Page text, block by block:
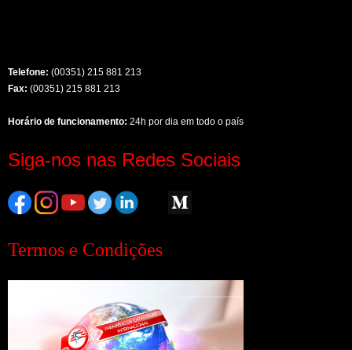
Telefone: (00351) 215 881 213
Fax: (00351) 215 881 213
Horário de funcionamento: 24h por dia em todo o país
Siga-nos nas Redes Sociais
Termos e Condições